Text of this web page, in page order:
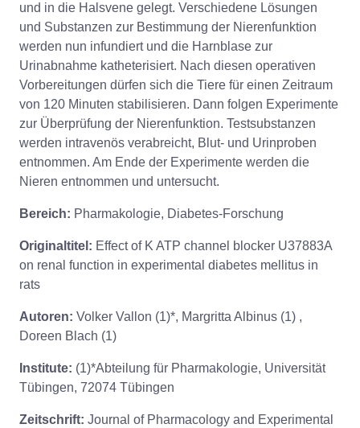
und in die Halsvene gelegt. Verschiedene Lösungen
und Substanzen zur Bestimmung der Nierenfunktion
werden nun infundiert und die Harnblase zur
Urinabnahme katheterisiert. Nach diesen operativen
Vorbereitungen dürfen sich die Tiere für einen Zeitraum
von 120 Minuten stabilisieren. Dann folgen Experimente
zur Überprüfung der Nierenfunktion. Testsubstanzen
werden intravenös verabreicht, Blut- und Urinproben
entnommen. Am Ende der Experimente werden die
Nieren entnommen und untersucht.
Bereich: Pharmakologie, Diabetes-Forschung
Originaltitel: Effect of K ATP channel blocker U37883A
on renal function in experimental diabetes mellitus in
rats
Autoren: Volker Vallon (1)*, Margritta Albinus (1) ,
Doreen Blach (1)
Institute: (1)*Abteilung für Pharmakologie, Universität
Tübingen, 72074 Tübingen
Zeitschrift: Journal of Pharmacology and Experimental